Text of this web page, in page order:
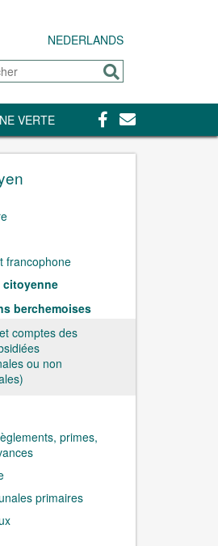
NEDERLANDS
Envoyer
VERTE Facebook
Contact
francophone
berchemoises
comptes des
ou non
primes,
primaires